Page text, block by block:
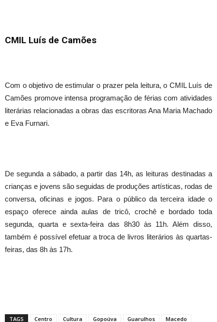
CMIL Luís de Camões
Com o objetivo de estimular o prazer pela leitura, o CMIL Luís de
Camões promove intensa programação de férias com atividades
literárias relacionadas a obras das escritoras Ana Maria Machado
e Eva Furnari.
De segunda a sábado, a partir das 14h, as leituras destinadas a
crianças e jovens são seguidas de produções artísticas, rodas de
conversa, oficinas e jogos. Para o público da terceira idade o
espaço oferece ainda aulas de tricô, crochê e bordado toda
segunda, quarta e sexta-feira das 8h30 às 11h. Além disso,
também é possível efetuar a troca de livros literários às quartas-
feiras, das 8h às 17h.
TAGS Centro Cultura Gopoúva Guarulhos Macedo